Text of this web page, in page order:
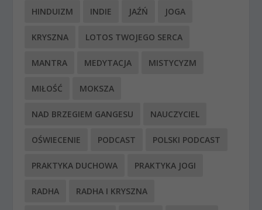
HINDUIZM INDIE JAŹŃ JOGA
KRYSZNA LOTOS TWOJEGO SERCA
MANTRA MEDYTACJA MISTYCYZM
MIŁOŚĆ MOKSZA
NAD BRZEGIEM GANGESU NAUCZYCIEL
OŚWIECENIE PODCAST POLSKI PODCAST
PRAKTYKA DUCHOWA PRAKTYKA JOGI
RADHA RADHA I KRYSZNA